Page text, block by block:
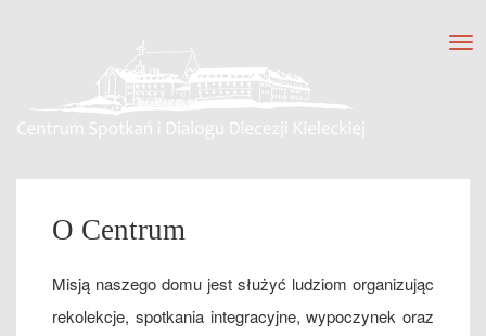
O Centrum
Misją naszego domu jest służyć ludziom organizując
rekolekcje, spotkania integracyjne, wypoczynek oraz